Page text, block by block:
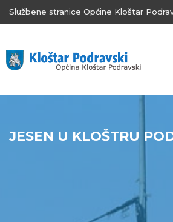
Službene stranice Općine Kloštar
JESEN U KLOŠTRU